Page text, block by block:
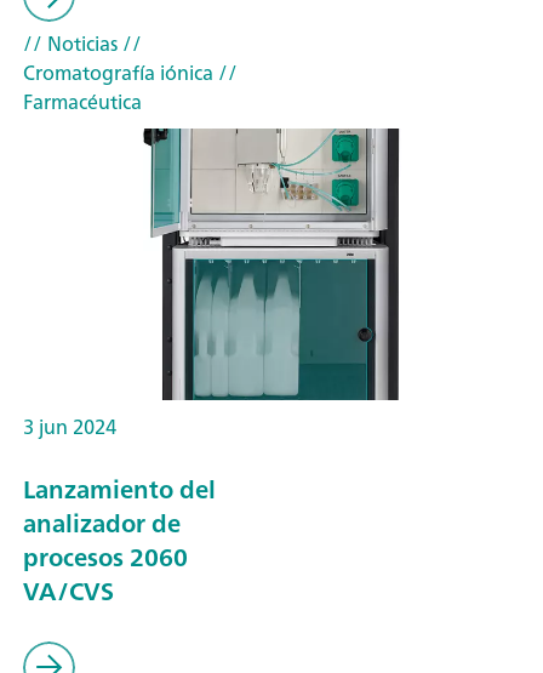
// Noticias//
Cromatografía iónica //
Farmacéutica
3 jun 2024
Lanzamiento del
analizador de
procesos 2060
VA/CVS